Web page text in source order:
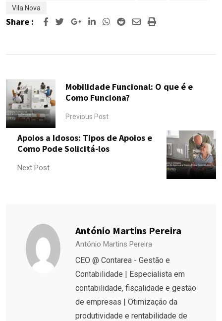
Vila Nova
Share : Google+LinkedInWhatsapp
RedditSharePrint
Mobilidade Funcional: O que é e
Como Funciona?
Previous Post
Apoios a Idosos: Tipos de Apoios e
Como Pode Solicitá-los
Next Post
António Martins Pereira
António Martins Pereira
CEO @ Contarea - Gestão e
Contabilidade | Especialista em
contabilidade, fiscalidade e gestão
de empresas | Otimização da
produtividade e rentabilidade de